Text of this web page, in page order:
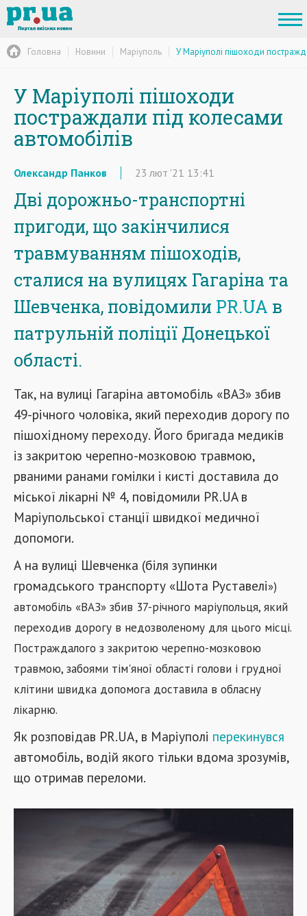
Головна Новини Маріуполь У Маріуполі пішоходи
У Маріуполі пішоходи
постраждали під колесами
автомобілів
Олександр Панков 23 лют '21 13:41
Дві дорожньо-транспортні
пригоди, що закінчилися
травмуванням пішоходів,
сталися на вулицях Гагаріна та
Шевченка, повідомили PR.UA в
патрульній поліції Донецької
області.
Так, на вулиці Гагаріна автомобіль «ВАЗ» збив
49-річного чоловіка, який переходив дорогу по
пішохідному переходу. Його бригада медиків
із закритою черепно-мозковою травмою,
рваними ранами гомілки і кисті доставила до
міської лікарні № 4, повідомили PR.UA в
Маріупольської станції швидкої медичної
допомоги.
А на вулиці Шевченка (біля зупинки
громадського транспорту «Шота Руставелі»)
автомобіль «ВАЗ» збив 37-річного маріупольця, який
переходив дорогу в недозволеному для цього місці.
Постраждалого з закритою черепно-мозковою
травмою, забоями тім'яної області голови і грудної
клітини швидка допомога доставила в обласну
лікарню.
Як розповідав PR.UA, в Маріуполі перекинувся
автомобіль, водій якого тільки вдома зрозумів,
що отримав переломи.